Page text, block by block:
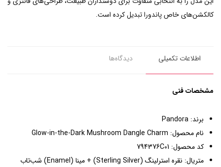
کالکشن‌های خاص پاندورا تبدیل کرده است.
اطلاعات تکمیلی دیدگاه‌ها
مشخصات فنی
برند: Pandora
نام محصول: Glow-in-the-Dark Mushroom Dangle Charm
کد محصول: 794376C01
متریال: نقره استرلینگ (Sterling Silver) + مینا (Enamel) شب‌تاب